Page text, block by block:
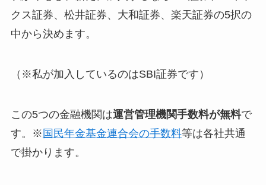
クス証券、松井証券、大和証券、楽天証券の5択の
中から決めます。
（※私が加入しているのはSBI証券です）
この5つの金融機関は運営管理機関手数料が無料で
す。※ 国民年金基金連合会の手数料等は各社共通
で掛かります。